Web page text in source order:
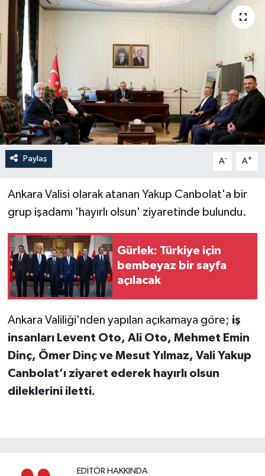
Paylaş A- A+
Ankara Valisi olarak atanan Yakup Canbolat'a bir
grup işadamı 'hayırlı olsun' ziyaretinde bulundu.
Gürlek: Türkiye için
bembeyaz bir sayfa
açılacak
Ankara Valiliği'nden yapılan açıkamaya göre; iş
insanları Levent Oto, Ali Oto, Mehmet Emin
Dinç, Ömer Dinç ve Mesut Yılmaz, Vali Yakup
Canbolat’ı ziyaret ederek hayırlı olsun
dileklerini iletti.
EDITÖR HAKKINDA